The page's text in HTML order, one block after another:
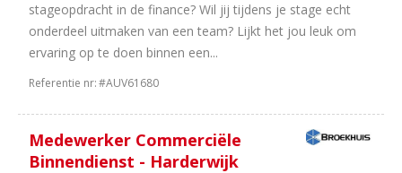
stageopdracht in de finance? Wil jij tijdens je stage echt
onderdeel uitmaken van een team? Lijkt het jou leuk om
ervaring op te doen binnen een...
Referentie nr:#AUV61680
Medewerker Commerciële
Binnendienst - Harderwijk